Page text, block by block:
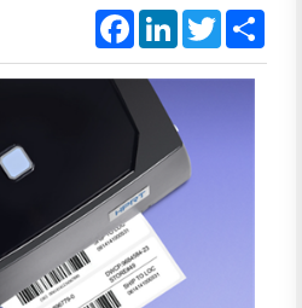
FacebookLinkedInTwitter